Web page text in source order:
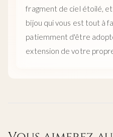
fragment de ciel étoilé,
bijou qui vous est tout à
patiemment d'être
extension de votre